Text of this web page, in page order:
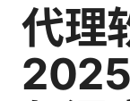
代理